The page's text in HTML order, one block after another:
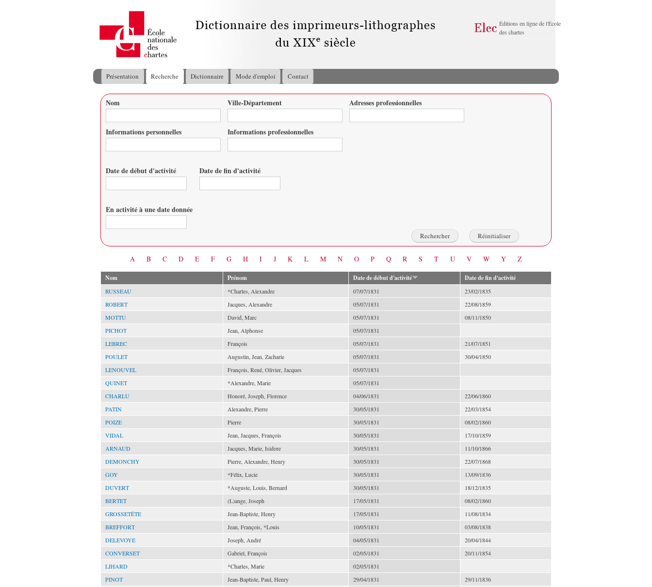
principal
Éditions en ligne de l'École
des chartes
Menu principal
Présentation Recherche Dictionnaire Mode d'emploi Contact
Vous êtes ici
Nom Ville-Département Adresses professionnelles
Informations personnelles Informations professionnelles
Date de début d'activité Date de fin d'activité
En activité à une date donnée
A B C D E F G H I J K L M N O P Q R S T U V W Y Z
Nom Prénom Date de début d'activité Date de fin d'activité
RUSSEAU *Charles, Alexandre 07/07/1831
23/02/1835
ROBERT
Jacques, Alexandre 05/07/1831
22/08/1859
MOTTU
David, Marc 05/07/1831
08/11/1850
PICHOT
Jean, Alphonse
05/07/1831
LEBREC
François 05/07/1831
21/07/1851
POULET
Augustin, Jean, Zacharie 05/07/1831
30/04/1850
LENOUVEL
François, René, Olivier, Jacques
05/07/1831
QUINET
*Alexandre, Marie
05/07/1831
CHARLU
Honoré, Joseph, Florence 04/06/1831
22/06/1860
PATIN
Alexandre, Pierre 30/05/1831
22/03/1854
POIZE
Pierre 30/05/1831
08/02/1860
VIDAL
Jean, Jacques, François 30/05/1831
17/10/1859
ARNAUD
Jacques, Marie, Isidore 30/05/1831
11/10/1866
DEMONCHY
Pierre, Alexandre, Henry 30/05/1831
22/07/1868
GOY
*Félix, Lucie 30/05/1831
13/09/1836
DUVERT
*Auguste, Louis, Bernard 30/05/1831
18/12/1835
BERTET
(L)ange, Joseph 17/05/1831
08/02/1860
GROSSETÊTE
Jean-Baptiste, Henry 17/05/1831
11/08/1834
BREFFORT
Jean, François, *Louis 10/05/1831
03/08/1838
DELEVOYE
Joseph, André 04/05/1831
20/04/1844
CONVERSET
Gabriel, François 02/05/1831
20/11/1854
LIHARD
*Charles, Marie
02/05/1831
PINOT
Jean-Baptiste, Paul, Henry 29/04/1831
29/11/1836